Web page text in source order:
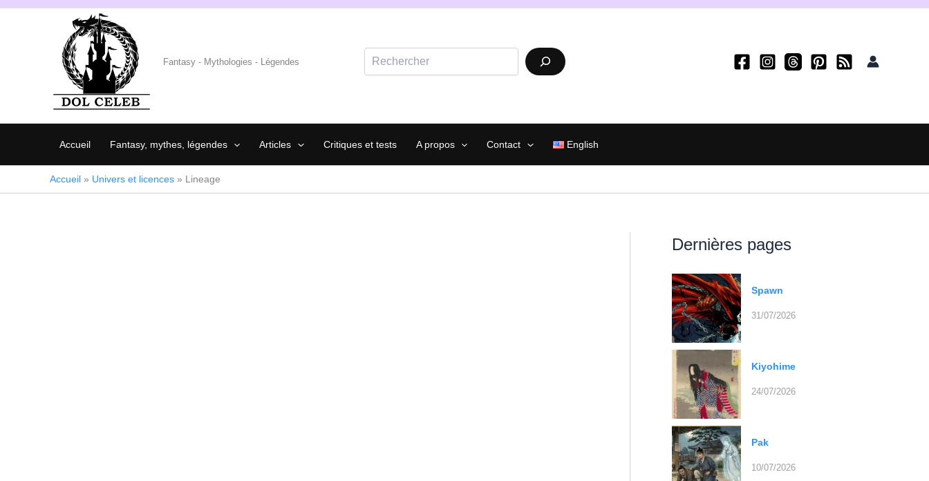
Aller
Fantasy - Mythologies - Légendes
Accueil Fantasy, mythes, légendes Articles Critiques et tests A propos Contact English
Accueil » Univers et licences » Lineage
Dernières pages
Spawn
31/07/2026
Kiyohime
24/07/2026
Pak
10/07/2026